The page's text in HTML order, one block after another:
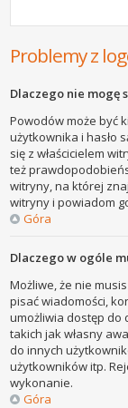
Problemy z
Dlaczego nie mogę
Powodów może być
użytkownika i hasło
się z właścicielem
też
witryny, na której
witryny i powiadom
Góra
Dlaczego w ogóle
Możliwe, że nie
pisać wiadomości,
umożliwia dostęp do
takich jak własny
do innych
użytkowników itp.
wykonanie.
Góra